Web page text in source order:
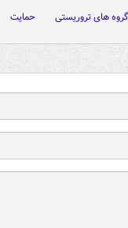
گروه های تروریستی حمایت